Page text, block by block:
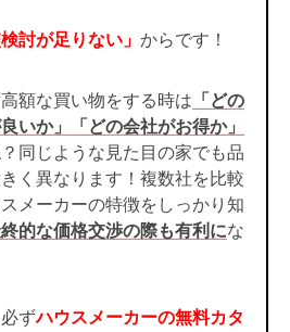
検討が足りない」 からです！
額な買い物をする時は 「どの
いか」「どの会社がお得か」
同じような見た目の家でも品
く異なります！複数社を比較
メーカーの特徴をしっかり知
的な価格交渉の際も有利にな
ずハウスメーカーの無料カタ